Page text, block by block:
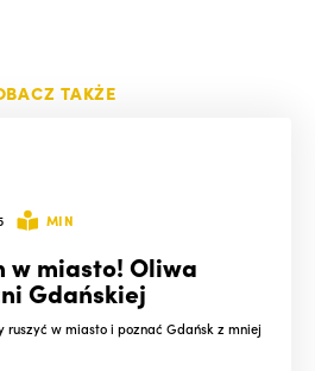
TAKŻE
MIN
w miasto! Oliwa
Gdańskiej
ruszyć w miasto i poznać Gdańsk z mniej